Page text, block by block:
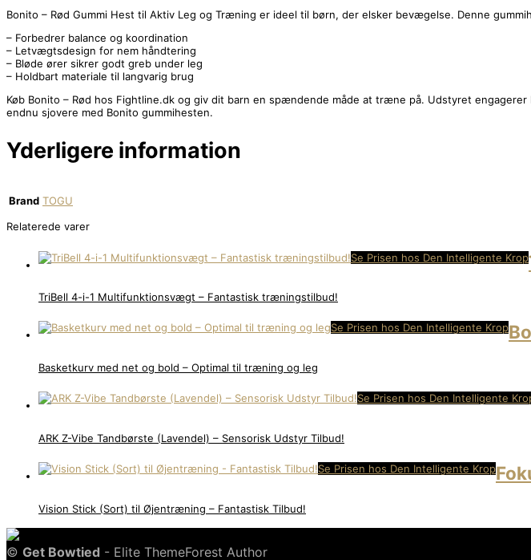
Bonito – Rød Gummi Hest til Aktiv Leg og Træning er ideel til børn, der elsker bevægelse. Denne
– Forbedrer balance og koordination
– Letvægtsdesign for nem håndtering
– Bløde ører sikrer godt greb under leg
– Holdbart materiale til langvarig brug
Køb Bonito – Rød hos Fightline.dk og giv dit barn en spændende måde at træne på. Udstyret
endnu sjovere med Bonito gummihesten.
Yderligere information
Brand TOGU
Relaterede varer
Se Prisen hos Den Intelligente Krop
TriBell 4-i-1 Multifunktionsvægt – Fantastisk træningstilbud!
Se Prisen hos Den Intelligente Krop
Basketkurv med net og bold – Optimal til træning og leg
Se Prisen hos Den Intelligente
ARK Z-Vibe Tandbørste (Lavendel) – Sensorisk Udstyr Tilbud!
Se Prisen hos Den Intelligente Krop
Vision Stick (Sort) til Øjentræning – Fantastisk Tilbud!
© Get Bowtied - Elite ThemeForest Author